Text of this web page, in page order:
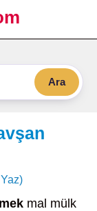
Ara
mal mülk